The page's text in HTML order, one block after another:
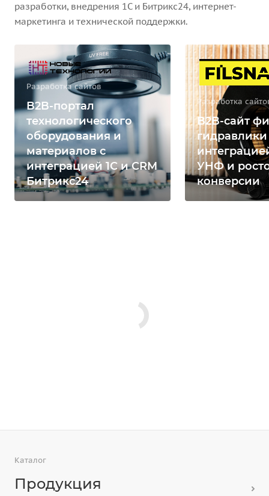
разработки, внедрения 1С и Битрикс24, интернет-
маркетинга и технической поддержки.
Разработка сайтов
B2B-портал
технологического
оборудования и
материалов с
интеграцией 1С и CRM
Битрикс24
Разработка
B2B-сайт
гидравлики
УНФ и
конверсии
Каталог
Продукция